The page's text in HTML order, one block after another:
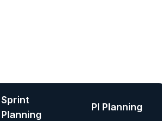
Sprint
Planning
PI Planning